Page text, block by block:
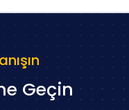
Geçin